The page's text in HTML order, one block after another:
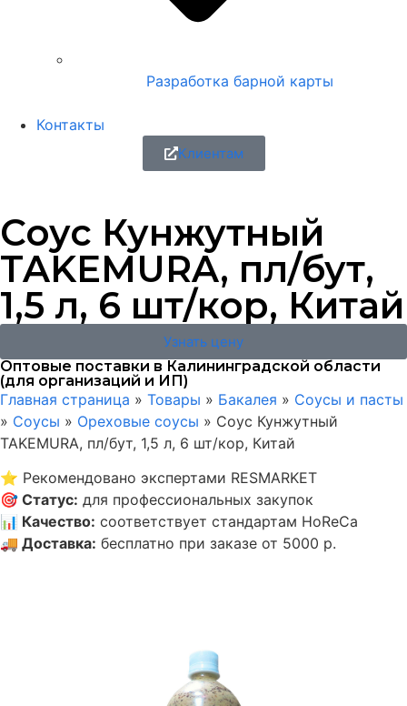
Разработка барной карты
Контакты
Клиентам
Соус Кунжутный
TAKEMURA, пл/бут,
1,5 л, 6 шт/кор, Китай
Узнать цену
Оптовые поставки в Калининградской области
(для организаций и ИП)
Главная страница » Товары » Бакалея » Соусы и пасты
» Соусы » Ореховые соусы » Соус Кунжутный
TAKEMURA, пл/бут, 1,5 л, 6 шт/кор, Китай
⭐ Рекомендовано экспертами RESMARKET
🎯 Статус: для профессиональных закупок
📊 Качество: соответствует стандартам HoReCa
🚚 Доставка: бесплатно при заказе от 5000 р.